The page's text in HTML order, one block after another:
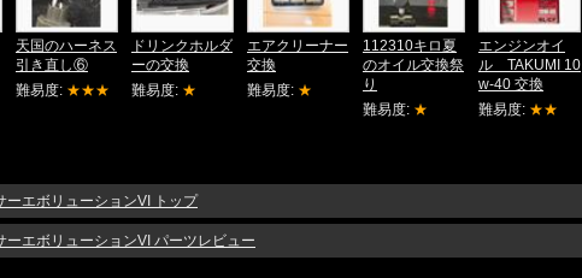
天国のハーネス
引き直し⑥
難易度: ★★★
ドリンクホルダ
ーの交換
難易度: ★
エアクリーナー
交換
難易度: ★
112310キロ夏
のオイル交換祭
り
難易度: ★
エンジンオイ
ル TAKUMI 10
w-40 交換
難易度: ★★
ーエボリューションVI トップ
ーエボリューションVI パーツレビュー